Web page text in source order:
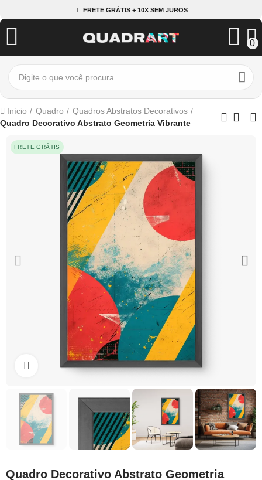
FRETE GRÁTIS + 10X SEM JUROS
0
Início Quadro
Quadros Abstratos Decorativos
Quadro Decorativo Abstrato Geometria Vibrante
FRETE GRÁTIS
Clique para ampliar
Quadro Decorativo Abstrato Geometria